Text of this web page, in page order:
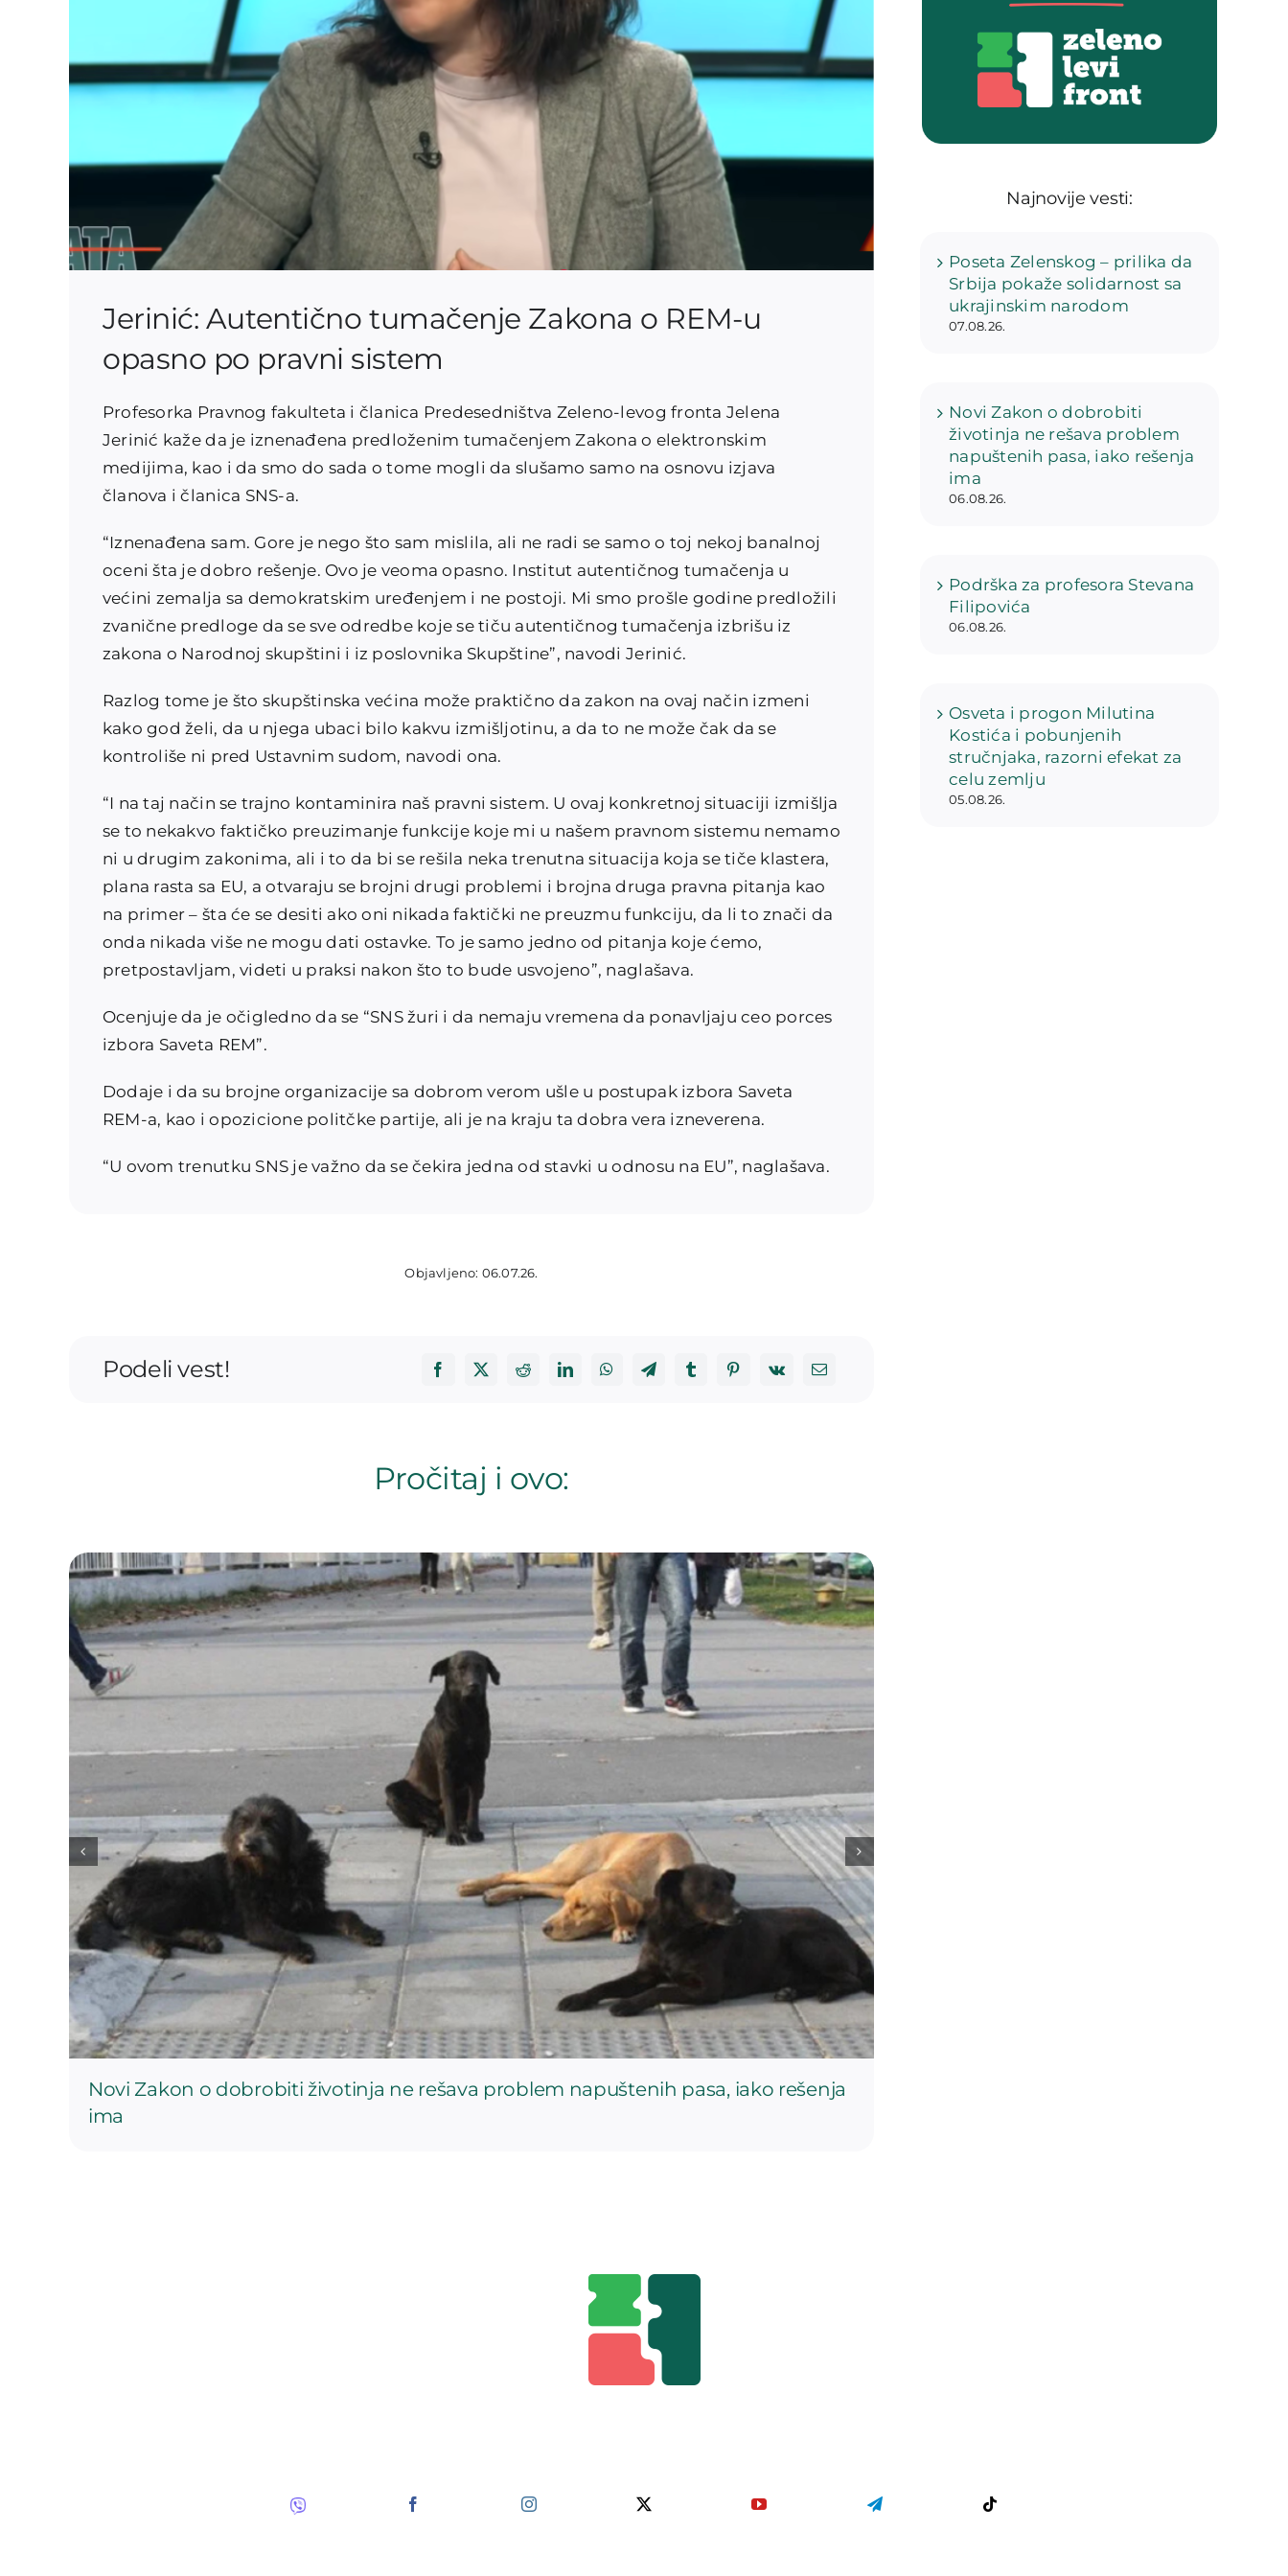
Jerinić: Autentično tumačenje Zakona o REM-u
opasno po pravni sistem
Profesorka Pravnog fakulteta i članica Predesedništva Zeleno-levog fronta Jelena
Jerinić kaže da je iznenađena predloženim tumačenjem Zakona o elektronskim
medijima, kao i da smo do sada o tome mogli da slušamo samo na osnovu izjava
članova i članica SNS-a.
“Iznenađena sam. Gore je nego što sam mislila, ali ne radi se samo o toj nekoj banalnoj
oceni šta je dobro rešenje. Ovo je veoma opasno. Institut autentičnog tumačenja u
većini zemalja sa demokratskim uređenjem i ne postoji. Mi smo prošle godine predložili
zvanične predloge da se sve odredbe koje se tiču autentičnog tumačenja izbrišu iz
zakona o Narodnoj skupštini i iz poslovnika Skupštine”, navodi Jerinić.
Razlog tome je što skupštinska većina može praktično da zakon na ovaj način izmeni
kako god želi, da u njega ubaci bilo kakvu izmišljotinu, a da to ne može čak da se
kontroliše ni pred Ustavnim sudom, navodi ona.
“I na taj način se trajno kontaminira naš pravni sistem. U ovaj konkretnoj situaciji izmišlja
se to nekakvo faktičko preuzimanje funkcije koje mi u našem pravnom sistemu nemamo
ni u drugim zakonima, ali i to da bi se rešila neka trenutna situacija koja se tiče klastera,
plana rasta sa EU, a otvaraju se brojni drugi problemi i brojna druga pravna pitanja kao
na primer – šta će se desiti ako oni nikada faktički ne preuzmu funkciju, da li to znači da
onda nikada više ne mogu dati ostavke. To je samo jedno od pitanja koje ćemo,
pretpostavljam, videti u praksi nakon što to bude usvojeno”, naglašava.
Ocenjuje da je očigledno da se “SNS žuri i da nemaju vremena da ponavljaju ceo porces
izbora Saveta REM”.
Dodaje i da su brojne organizacije sa dobrom verom ušle u postupak izbora Saveta
REM-a, kao i opozicione politčke partije, ali je na kraju ta dobra vera izneverena.
“U ovom trenutku SNS je važno da se čekira jedna od stavki u odnosu na EU”, naglašava.
Objavljeno: 06.07.26.
Podeli vest!
Pročitaj i ovo:
Novi Zakon o dobrobiti životinja ne rešava problem napuštenih pasa, iako rešenja
ima
Najnovije vesti:
Poseta Zelenskog – prilika da
Srbija pokaže solidarnost sa
ukrajinskim narodom
07.08.26.
Novi Zakon o dobrobiti
životinja ne rešava problem
napuštenih pasa, iako rešenja
ima
06.08.26.
Podrška za profesora Stevana
Filipovića
06.08.26.
Osveta i progon Milutina
Kostića i pobunjenih
stručnjaka, razorni efekat za
celu zemlju
05.08.26.